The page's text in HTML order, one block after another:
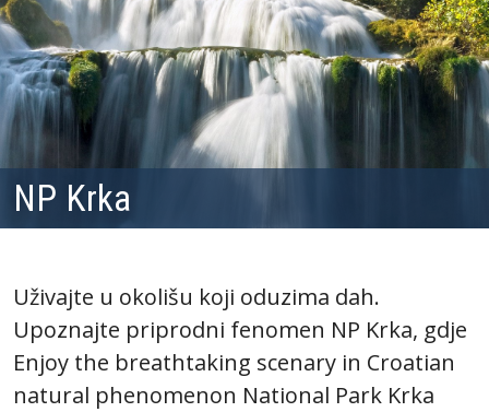
NP Krka
Uživajte u okolišu koji oduzima dah.
Upoznajte priprodni fenomen NP Krka, gdje
Enjoy the breathtaking scenary in Croatian
natural phenomenon National Park Krka